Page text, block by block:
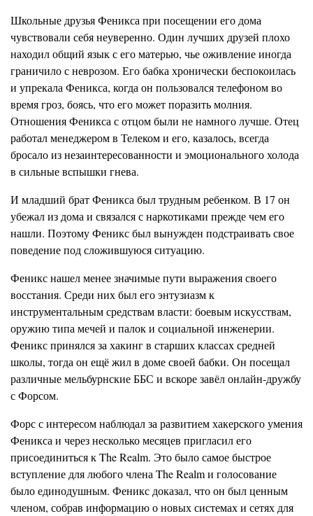
Школьные друзья Феникса при посещении его дома
чувствовали себя неуверенно. Один лучших друзей плохо
находил общий язык с его матерью, чье оживление иногда
граничило с неврозом. Его бабка хронически беспокоилась
и упрекала Феникса, когда он пользовался телефоном во
время гроз, боясь, что его может поразить молния.
Отношения Феникса с отцом были не намного лучше. Отец
работал менеджером в Телеком и его, казалось, всегда
бросало из незаинтересованности и эмоционального холода
в сильные вспышки гнева.
И младший брат Феникса был трудным ребенком. В 17 он
убежал из дома и связался с наркотиками прежде чем его
нашли. Поэтому Феникс был вынужден подстраивать свое
поведение под сложившуюся ситуацию.
Феникс нашел менее значимые пути выражения своего
восстания. Среди них был его энтузиазм к
инструментальным средствам власти: боевым искусствам,
оружию типа мечей и палок и социальной инженерии.
Феникс принялся за хакинг в старших классах средней
школы, тогда он ещё жил в доме своей бабки. Он посещал
различные мельбурнские ББС и вскоре завёл онлайн-дружбу
с Форсом.
Форс с интересом наблюдал за развитием хакерского умения
Феникса и через несколько месяцев пригласил его
присоединиться к The Realm. Это было самое быстрое
вступление для любого члена The Realm и голосование
было единодушным. Феникс доказал, что он был ценным
членом, собрав информацию о новых системах и сетях для